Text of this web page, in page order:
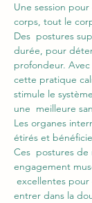
Une session
corps, tout le
Des  postures
durée, pour
profondeur.
cette pratique
stimule le
une  meilleure
Les organes
étirés et
Ces  postures
engagement
excellentes pour
entrer dans la